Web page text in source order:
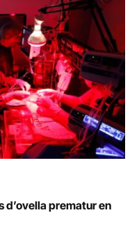
d’ovella prematur en